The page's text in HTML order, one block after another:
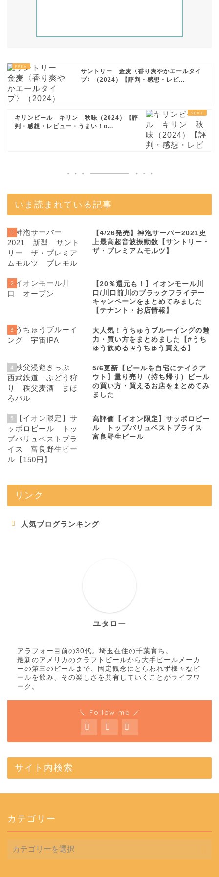
サントリー 金麦〈香り爽やかエールタイ
プ〉（2024）【評判・感想・レビ...
キリンビール キリン 秋味（2024）【評
判・感想・レビュー・うまい！o...
いま読まれている記事
1
【4/26発売】神泡サーバー2021史
上最高超音波振動数【サントリー・
ザ・プレミアムモルツ】
2
【20％還元も！】イオンモール川
口/川口前川のブラックフライデー
キャンペーンをまとめてみました
【テナント・お店情報】
3
大人気！うちゅうブルーイングの魅
力・買い方をまとめました【#うち
ゅう飲める #うちゅう買える】
4
5/6更新【ビールを自宅にテイクア
ウト】量り売り（持ち帰り）ビール
の買い方・買えるお店をまとめてみ
ました
5
高評価【イオン限定】サッポロビー
ル トップバリュベストプライス
富良野生ビール
リンク
人気ブログランキング
ユタロー
アラフォー目前の30代。埼玉在住の千葉育ち。
最新のアメリカのクラフトビールから大手ビールメーカ
ーの第三のビールまで、固定観念にとらわれず様々なビ
ールを飲み、その楽しさを共有していくことがライフワ
ーク。
＼ Follow me ／
サイト内検索
カテゴリー
テ